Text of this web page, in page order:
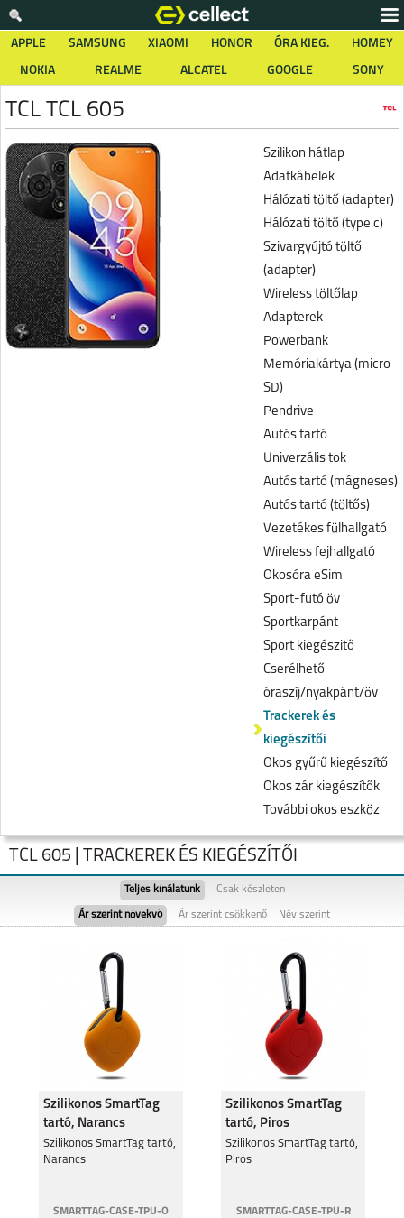
APPLE SAMSUNG XIAOMI HONOR ÓRA KIEG.
HOMEY
NOKIA
REALME ALCATEL GOOGLE SONY
TCL TCL 605
Szilikon hátlap
Adatkábelek
Hálózati töltő (adapter)
Hálózati töltő (type c)
Szivargyújtó töltő
(adapter)
Wireless töltőlap
Adapterek
Powerbank
Memóriakártya (micro
SD)
Pendrive
Autós tartó
Univerzális tok
Autós tartó (mágneses)
Autós tartó (töltős)
Vezetékes fülhallgató
Wireless fejhallgató
Okosóra eSim
Sport-futó öv
Sportkarpánt
Sport kiegészitő
Cserélhető
óraszíj/nyakpánt/öv
Trackerek és
kiegészítői
Okos gyűrű kiegészítő
Okos zár kiegészítők
További okos eszköz
TCL 50 TCL 20 SE
TCL 605 | TRACKEREK ÉS KIEGÉSZÍTŐI
Teljes kínálatunk Csak készleten
Ár szerint növekvő Ár szerint csökkenő Név szerint
Szilikonos SmartTag
tartó, Narancs
Szilikonos SmartTag tartó,
Narancs
SMARTTAG-CASE-TPU-O
Szilikonos SmartTag
tartó, Piros
Szilikonos SmartTag tartó,
Piros
SMARTTAG-CASE-TPU-R